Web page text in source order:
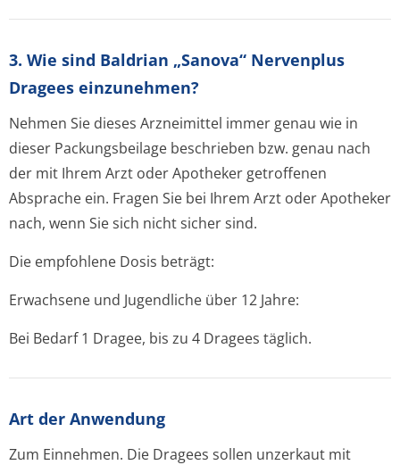
3. Wie sind Baldrian „Sanova“ Nervenplus
Dragees einzunehmen?
Nehmen Sie dieses Arzneimittel immer genau wie in
dieser Packungsbeilage beschrieben bzw. genau nach
der mit Ihrem Arzt oder Apotheker getroffenen
Absprache ein. Fragen Sie bei Ihrem Arzt oder Apotheker
nach, wenn Sie sich nicht sicher sind.
Die empfohlene Dosis beträgt:
Erwachsene und Jugendliche über 12 Jahre:
Bei Bedarf 1 Dragee, bis zu 4 Dragees täglich.
Art der Anwendung
Zum Einnehmen. Die Dragees sollen unzerkaut mit